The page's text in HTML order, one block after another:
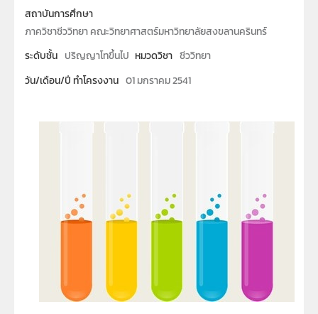
สถาบันการศึกษา
ภาควิชาชีววิทยา คณะวิทยาศาสตร์มหาวิทยาลัยสงขลานครินทร์
ระดับชั้น ปริญญาโทขึ้นไป หมวดวิชา ชีววิทยา
วัน/เดือน/ปี ทำโครงงาน 01 มกราคม 2541